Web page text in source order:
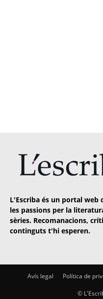
L'Escriba és un portal
les passions per la
sèries. Recomanacions,
continguts t'hi esperen.
Avís legal Política de
©